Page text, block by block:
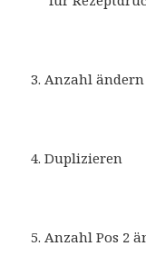
3. Anzahl
4. Duplizieren
5. Anzahl Pos 2